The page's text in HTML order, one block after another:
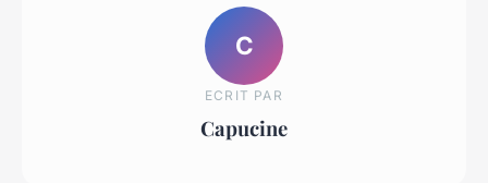
C
ECRIT PAR
Capucine